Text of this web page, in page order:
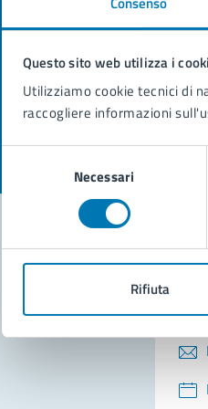
Questo sito web utilizza i
Utilizziamo cookie tecnici di
raccogliere informazioni
consenso
Necessari
Rifiuta